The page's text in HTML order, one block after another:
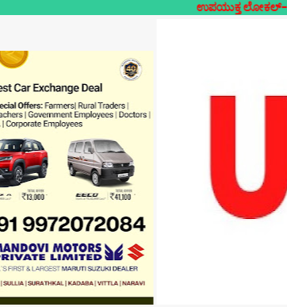
ಉಪಯುಕ್ತ ಲೋಕಲ್- ನಿಮ್ಮೂರಿನ